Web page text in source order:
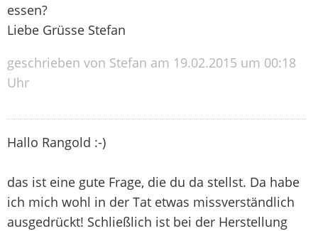
essen?
Liebe Grüsse Stefan
geschrieben von Stefan am 19.02.2015 um 00:18
Uhr
Hallo Rangold :-)
das ist eine gute Frage, die du da stellst. Da habe
ich mich wohl in der Tat etwas missverständlich
ausgedrückt! Schließlich ist bei der Herstellung